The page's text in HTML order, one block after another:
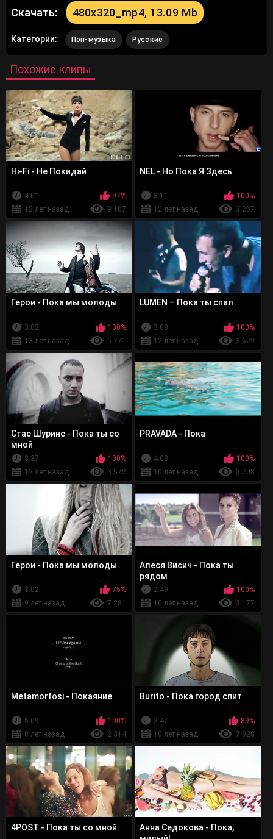
Скачать: 480x320_mp4, 13.09 Mb
Категории: Поп-музыка Русские
Похожие клипы
Hi-Fi - Не Покидай
4:01
97%
12 лет назад
9 107
NEL - Но Пока Я Здесь
3:11
100%
12 лет назад
3 237
Герои - Пока мы молоды
3:02
100%
13 лет назад
5 771
LUMEN – Пока ты спал
3:09
100%
12 лет назад
3 629
Стас Шуринс - Пока ты со
мной
3:37
100%
12 лет назад
3 572
PRAVADA - Пока
4:03
100%
10 лет назад
3 708
Герои - Пока мы молоды
3:02
75%
9 лет назад
7 281
Алеся Висич - Пока ты
рядом
2:49
100%
10 лет назад
3 177
Metamorfosi - Покаяние
5:09
100%
8 лет назад
2 314
Burito - Пока город спит
3:47
89%
10 лет назад
7 920
4POST - Пока ты со мной
Анна Седокова - Пока,